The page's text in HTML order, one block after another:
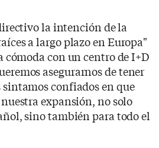
la intención de la
a largo plazo en Europa"
cómoda con un centro de I+D
asegurarnos de tener
confiados en que
expansión, no solo
sino también para todo el